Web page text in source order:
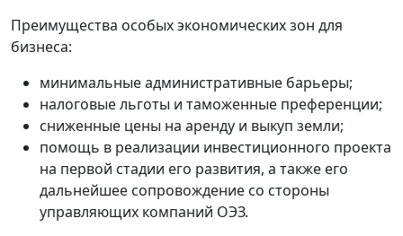
Преимущества особых экономических зон для
бизнеса:
минимальные административные барьеры;
налоговые льготы и таможенные преференции;
сниженные цены на аренду и выкуп земли;
помощь в реализации инвестиционного проекта
на первой стадии его развития, а также его
дальнейшее сопровождение со стороны
управляющих компаний ОЭЗ.